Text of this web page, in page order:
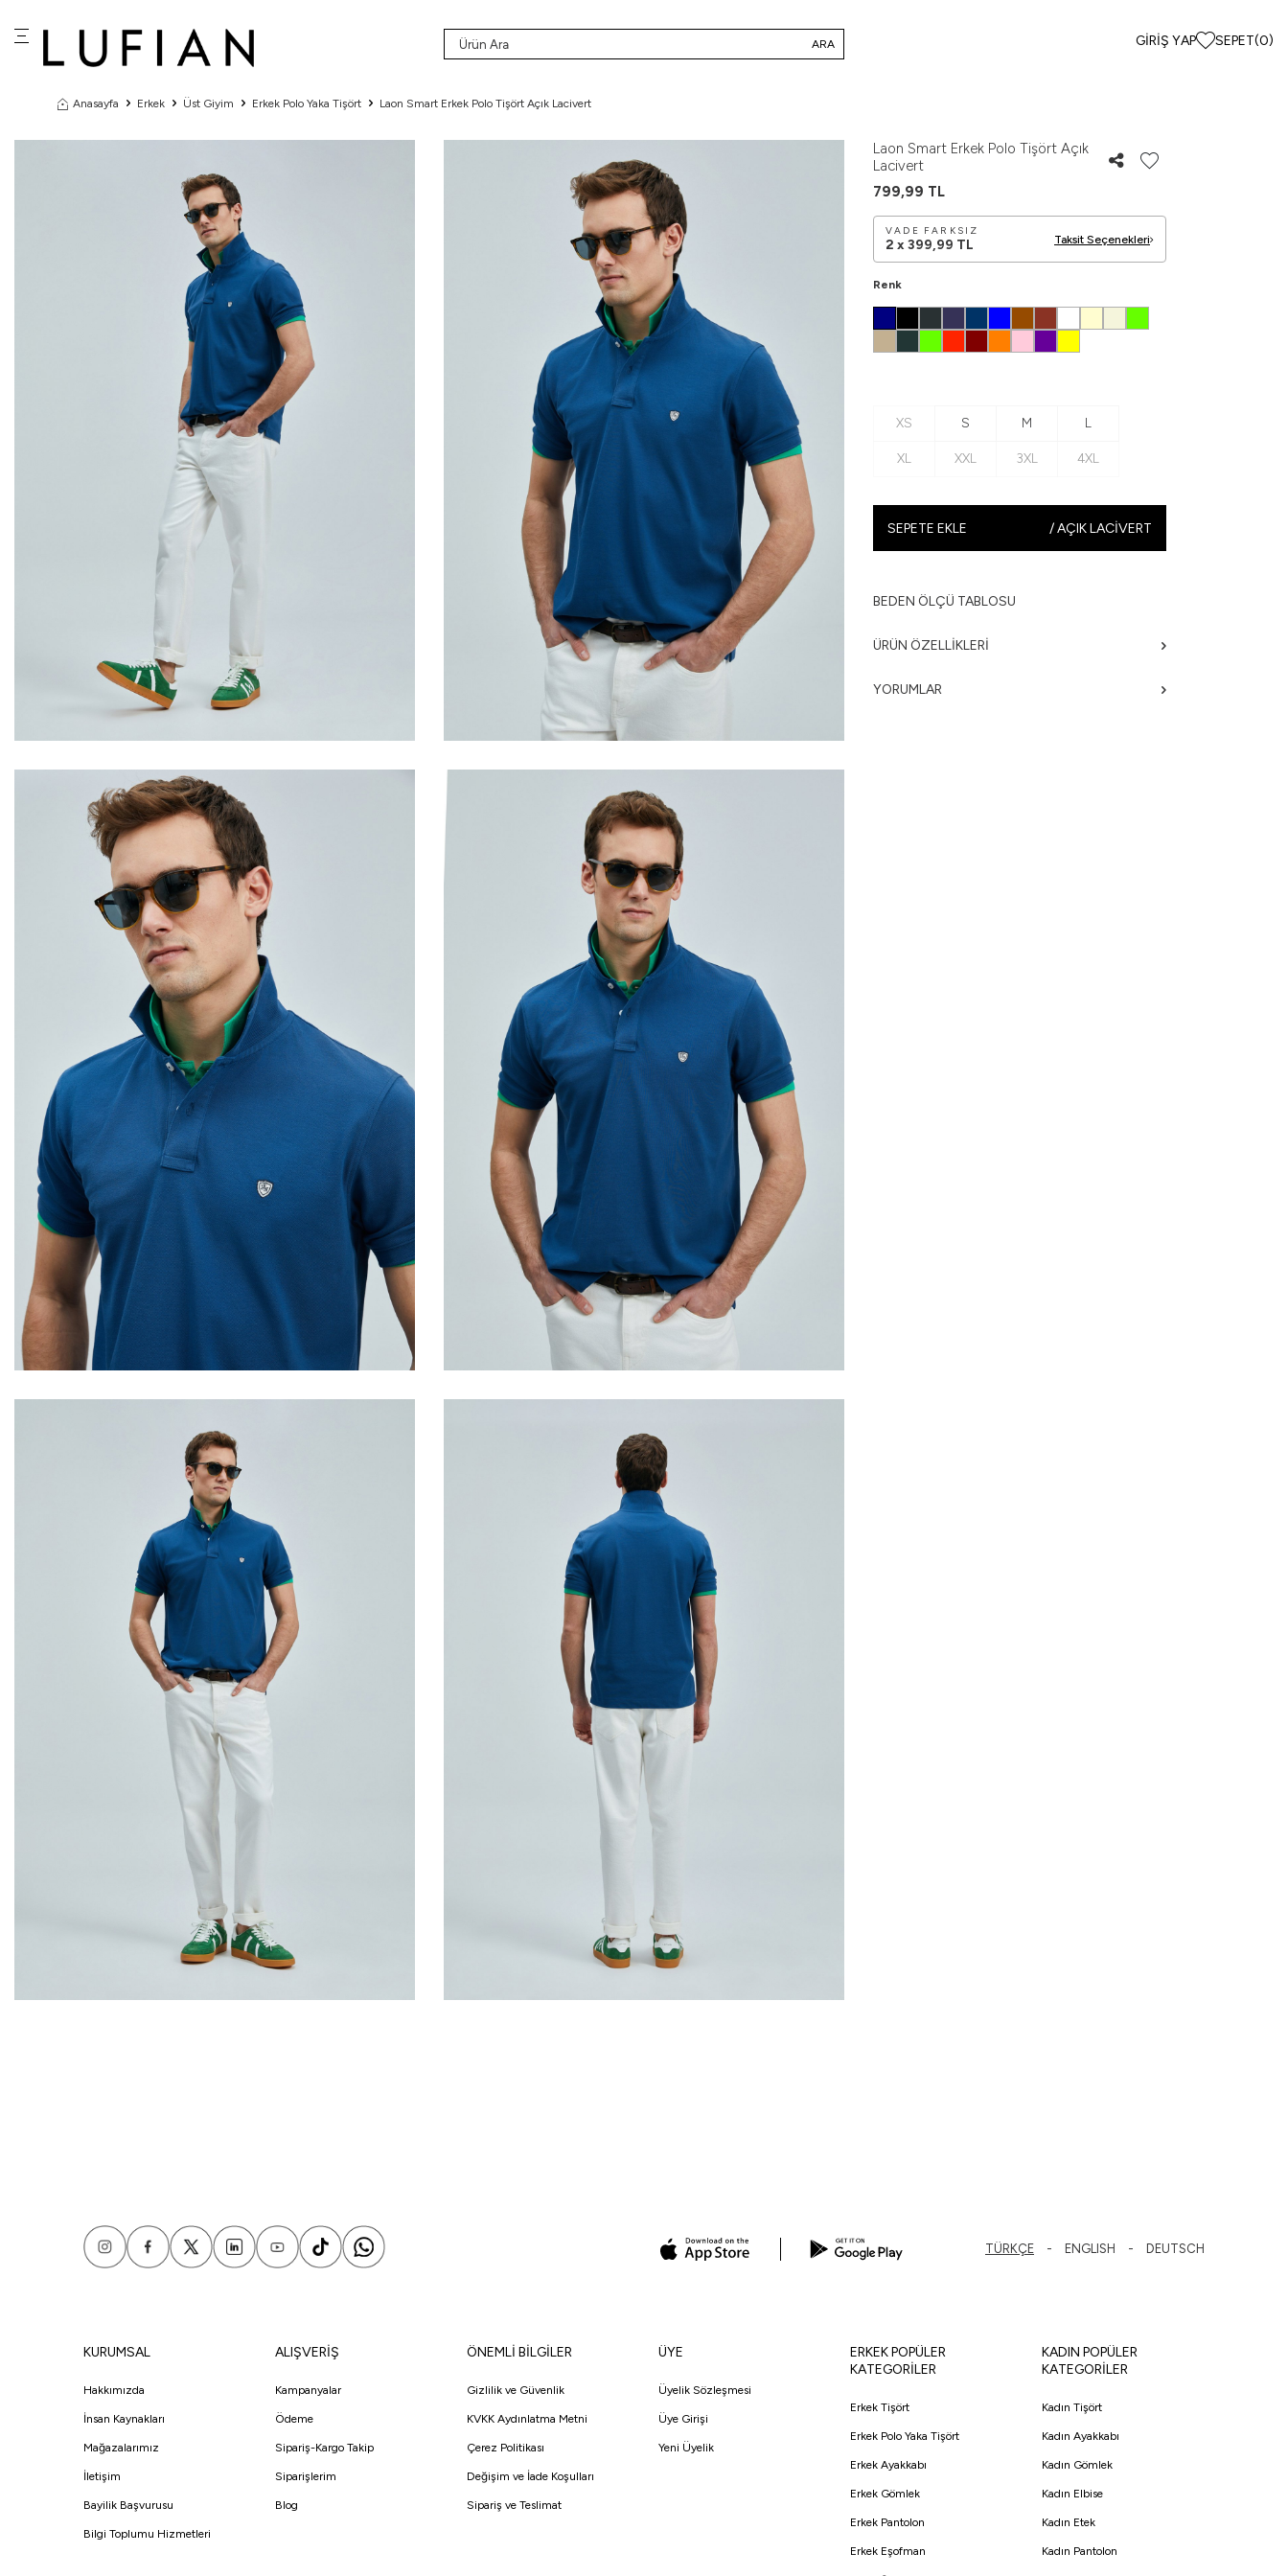
ARA GIRIŞ YAP SEPET(0)
Anasayfa Erkek Üst Giyim Erkek Polo Yaka Tişört Laon Smart Erkek Polo Tişört Açık Lacivert
Laon Smart Erkek Polo Tişört Açık
Lacivert
799,99 TL
VADE FARKSIZ
2 x 399,99 TL Taksit Seçenekleri
Renk
XS S M L
XL XXL 3XL 4XL
SEPETE EKLE /AÇIK LACIVERT
BEDEN ÖLÇÜ TABLOSU
ÜRÜN ÖZELLIKLERI
YORUMLAR
TÜRKÇE ENGLISH DEUTSCH
KURUMSAL
Hakkımızda
İnsan Kaynakları
Mağazalarımız
İletişim
Bayilik Başvurusu
Bilgi Toplumu Hizmetleri
ALIŞVERİŞ
Kampanyalar
Ödeme
Sipariş-Kargo Takip
Siparişlerim
Blog
ÖNEMLİ BİLGİLER
Gizlilik ve Güvenlik
KVKK Aydınlatma Metni
Çerez Politikası
Değişim ve İade Koşulları
Sipariş ve Teslimat
ÜYE
Üyelik Sözleşmesi
Üye Girişi
Yeni Üyelik
ERKEK POPÜLER
KATEGORİLER
Erkek Tişört
Erkek Polo Yaka Tişört
Erkek Ayakkabı
Erkek Gömlek
Erkek Pantolon
Erkek Eşofman
KADIN POPÜLER
KATEGORİLER
Kadın Tişört
Kadın Ayakkabı
Kadın Gömlek
Kadın Elbise
Kadın Etek
Kadın Pantolon